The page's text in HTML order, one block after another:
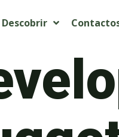
Descobrir